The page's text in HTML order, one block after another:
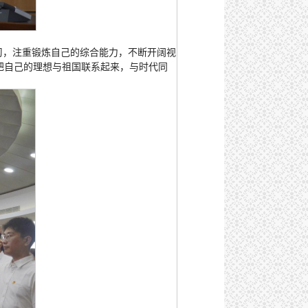
注重锻炼自己的综合能力，不断开阔视
己的理想与祖国联系起来，与时代同